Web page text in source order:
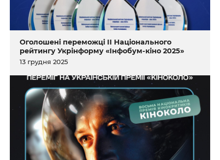
Оголошені переможці ІІ Національного
рейтингу Укрінформу «Інфобум-кіно 2025»
13 грудня 2025